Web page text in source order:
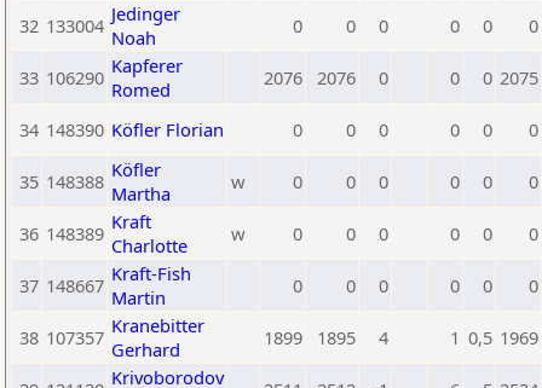
32 133004 Jedinger
Noah
0 0 0 0 0 0
33 106290 Kapferer
Romed
2076 2076 0 0 0 2075
34 148390 Köfler Florian 0 0 0 0 0 0
35 148388 Köfler
Martha
w 0 0 0 0 0 0
36 148389 Kraft
Charlotte
w 0 0 0 0 0 0
37 148667 Kraft-Fish
Martin
0 0 0 0 0 0
38 107357 Kranebitter
Gerhard
1899 1895 4 1 0,5 1969
Krivoborodov